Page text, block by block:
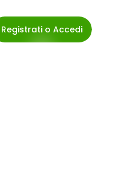
Registrati o Accedi